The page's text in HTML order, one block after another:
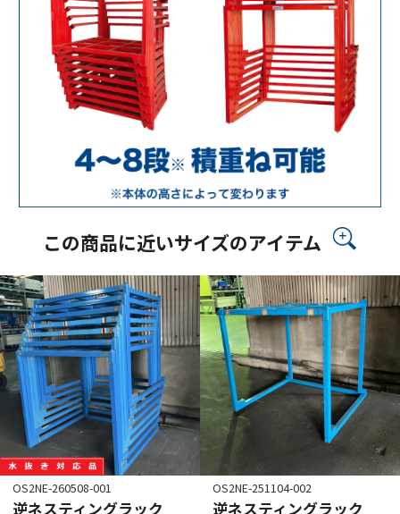
この商品に近いサイズのアイテム
OS2NE-260508-001
逆ネスティングラック
OS2NE-251104-002
逆ネスティングラック